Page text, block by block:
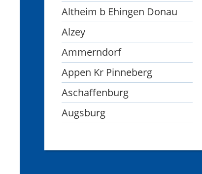
Altheim b Ehingen Donau
Alzey
Ammerndorf
Appen Kr Pinneberg
Aschaffenburg
Augsburg